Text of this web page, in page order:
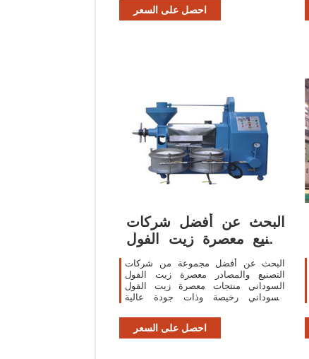
احصل على السعر
البحث عن أفضل شركات
تصنيع معصرة زيت الفول
السوداني ومعصرة ...
البحث عن أفضل مجموعة من شركات
التصنيع والمصادر معصرة زيت الفول
السوداني منتجات معصرة زيت الفول
السوداني رخيصة وذات جودة عالية
احصل على السعر